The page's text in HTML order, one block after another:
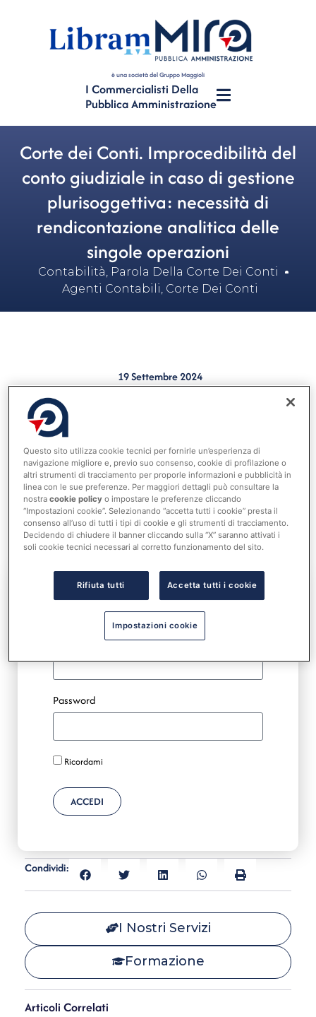
è una società del Gruppo Maggioli
I Commercialisti Della
Pubblica Amministrazione
Corte dei Conti. Improcedibilità del
conto giudiziale in caso di gestione
plurisoggettiva: necessità di
rendicontazione analitica delle
singole operazioni
Contabilità, Parola Della Corte Dei Conti
Agenti Contabili, Corte Dei Conti
19 Settembre 2024
Nel caso di conto giudiziale configurato come una
gestione plurisoggettiva, in quanto più soggetti, oltre
all’agente contabile designato, hanno avuto accesso e
maneggio del denaro pubblico, la situazione impone
l’obbligo di una rendicontazione analitica delle singole
operazioni compiute da ciascun soggetto che ha
partecipato alla gestione (Sentenza n. 153 dell’11
settembre 2024 Corte dei Conti Veneto).
Accedi al tuo account per
leggere tutta la notizia
Nome utente o indirizzo email
Password
Ricordami
ACCEDI
Condividi:
I Nostri Servizi
Formazione
Articoli Correlati
Questo sito utilizza cookie tecnici per fornirle un’esperienza di
navigazione migliore e, previo suo consenso, cookie di profilazione o
altri strumenti di tracciamento per proporle informazioni e pubblicità in
linea con le sue preferenze. Per maggiori dettagli può consultare la
nostracookie policy o impostare le preferenze cliccando
“Impostazioni cookie”. Selezionando “accetta tutti i cookie” presta il
consenso all’uso di tutti i tipi di cookie e gli strumenti di tracciamento.
Decidendo di chiudere il banner cliccando sulla “X” saranno attivati i
soli cookie tecnici necessari al corretto funzionamento del sito.
Rifiuta tutti Accetta tutti i cookie
Impostazioni cookie